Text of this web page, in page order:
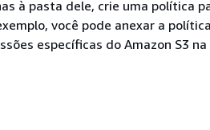
à pasta dele, crie uma política
você pode anexar a
específicas do Amazon S3